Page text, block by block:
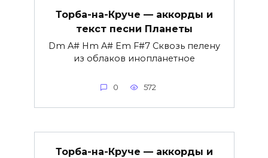
Торба-на-Круче — аккорды и
текст песни Планеты
Dm A# Hm A# Em F#7 Сквозь пелену
из облаков инопланетное
0 572
Торба-на-Круче — аккорды и